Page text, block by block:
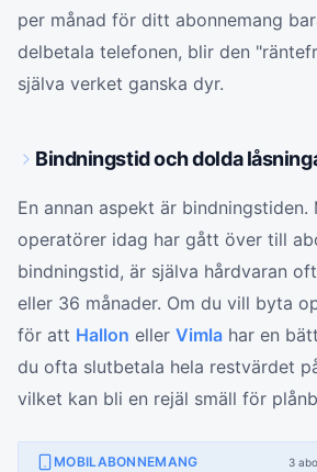
per månad för ditt abonnemang
delbetala telefonen, blir den
själva verket ganska dyr.
Bindningstid och dolda
En annan aspekt är bindningstiden.
operatörer idag har gått över till
bindningstid, är själva hårdvaran
eller 36 månader. Om du vill byta
för att Hallon eller Vimla har en
du ofta slutbetala hela restvärdet
vilket kan bli en rejäl smäll för
MOBILABONNEMANG 3